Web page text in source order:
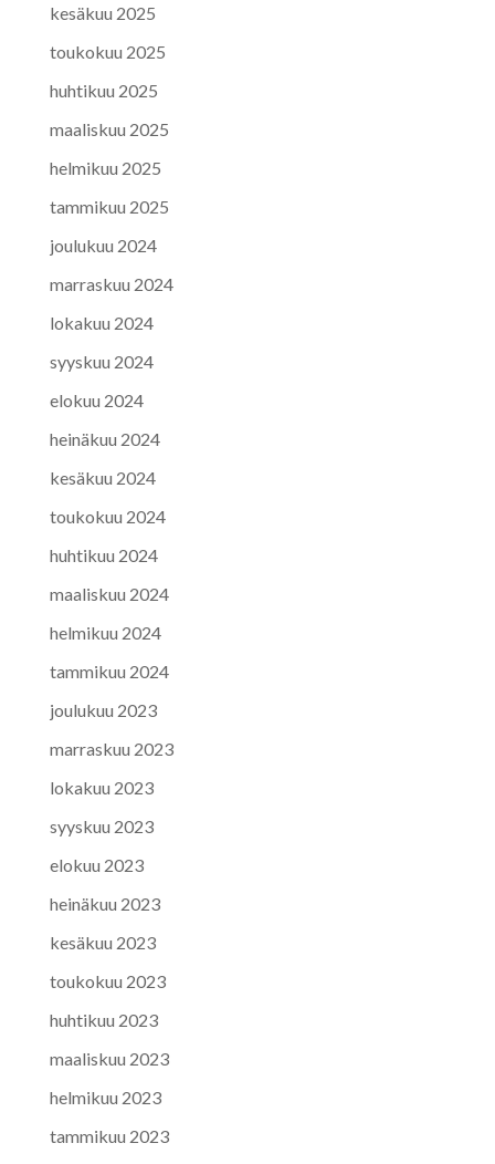
kesäkuu 2025
toukokuu 2025
huhtikuu 2025
maaliskuu 2025
helmikuu 2025
tammikuu 2025
joulukuu 2024
marraskuu 2024
lokakuu 2024
syyskuu 2024
elokuu 2024
heinäkuu 2024
kesäkuu 2024
toukokuu 2024
huhtikuu 2024
maaliskuu 2024
helmikuu 2024
tammikuu 2024
joulukuu 2023
marraskuu 2023
lokakuu 2023
syyskuu 2023
elokuu 2023
heinäkuu 2023
kesäkuu 2023
toukokuu 2023
huhtikuu 2023
maaliskuu 2023
helmikuu 2023
tammikuu 2023